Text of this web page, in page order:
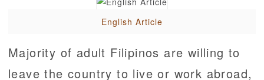
English Article
Majority of adult Filipinos are willing to
leave the country to live or work abroad,